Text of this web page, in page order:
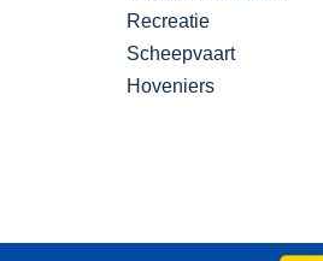
Recreatie
Scheepvaart
Hoveniers